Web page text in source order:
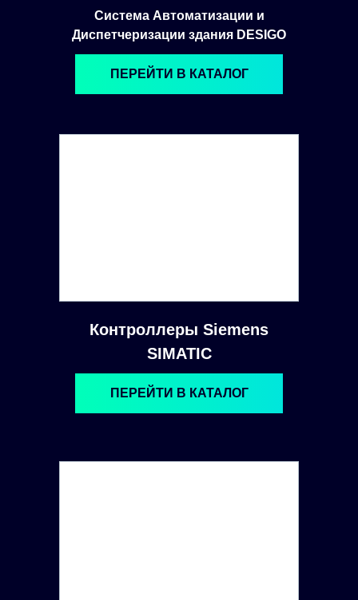
Система Автоматизации и
Диспетчеризации здания DESIGO
Контроллеры Siemens
SIMATIC
ПЕРЕЙТИ В КАТАЛОГ
ПЕРЕЙТИ В КАТАЛОГ